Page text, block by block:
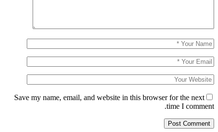
Save my name, email, and website in this browser for the next
time I comment.